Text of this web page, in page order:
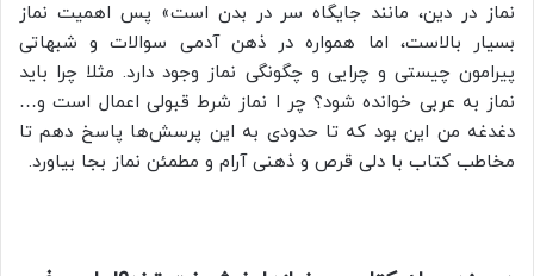
نماز در دین، مانند جایگاه سر در بدن است» پس اهمیت نماز
بسیار بالاست، اما همواره در ذهن آدمی سوالات و شبهاتی
پیرامون چیستی و چرایی و چگونگی نماز وجود دارد. مثلا چرا باید
نماز به عربی خوانده شود؟ چر ا نماز شرط قبولی اعمال است و…
دغدغه من این بود که تا حدودی به این پرسش‌ها پاسخ دهم تا
مخاطب کتاب با دلی قرص و ذهنی آرام و مطمئن نماز بجا بیاورد.